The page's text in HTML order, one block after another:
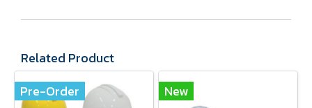
Related Product
Pre-Order
New